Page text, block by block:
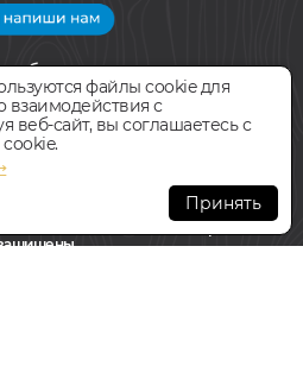
работы салона
09:00 до 21:00
127018, г. Москва,
д.1, строение 9
парковка
файлы cookie для
взаимодействия с
веб-сайт, вы соглашаетесь с
Принять